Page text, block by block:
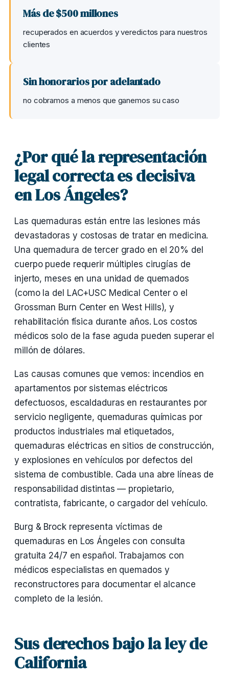
Más de $500 millones
recuperados en acuerdos y veredictos para nuestros
clientes
Sin honorarios por adelantado
no cobramos a menos que ganemos su caso
¿Por qué la representación
legal correcta es decisiva
en Los Ángeles?
Las quemaduras están entre las lesiones más
devastadoras y costosas de tratar en medicina.
Una quemadura de tercer grado en el 20% del
cuerpo puede requerir múltiples cirugías de
injerto, meses en una unidad de quemados
(como la del LAC+USC Medical Center o el
Grossman Burn Center en West Hills), y
rehabilitación física durante años. Los costos
médicos solo de la fase aguda pueden superar el
millón de dólares.
Las causas comunes que vemos: incendios en
apartamentos por sistemas eléctricos
defectuosos, escaldaduras en restaurantes por
servicio negligente, quemaduras químicas por
productos industriales mal etiquetados,
quemaduras eléctricas en sitios de construcción,
y explosiones en vehículos por defectos del
sistema de combustible. Cada una abre líneas de
responsabilidad distintas — propietario,
contratista, fabricante, o cargador del vehículo.
Burg & Brock representa víctimas de
quemaduras en Los Ángeles con consulta
gratuita 24/7 en español. Trabajamos con
médicos especialistas en quemados y
reconstructores para documentar el alcance
completo de la lesión.
Sus derechos bajo la ley de
California